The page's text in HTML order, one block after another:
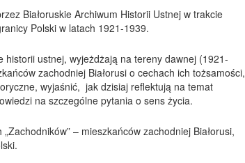
Białoruskie Archiwum Historii Ustnej w trakcie
Polski w latach 1921-1939.
historii ustnej, wyjeżdżają na tereny dawnej (1921-
zachodniej Białorusi o cechach ich tożsamości,
wyjaśnić, jak dzisiaj reflektują na temat
na szczególne pytania o sens życia.
– mieszkańców zachodniej Białorusi,